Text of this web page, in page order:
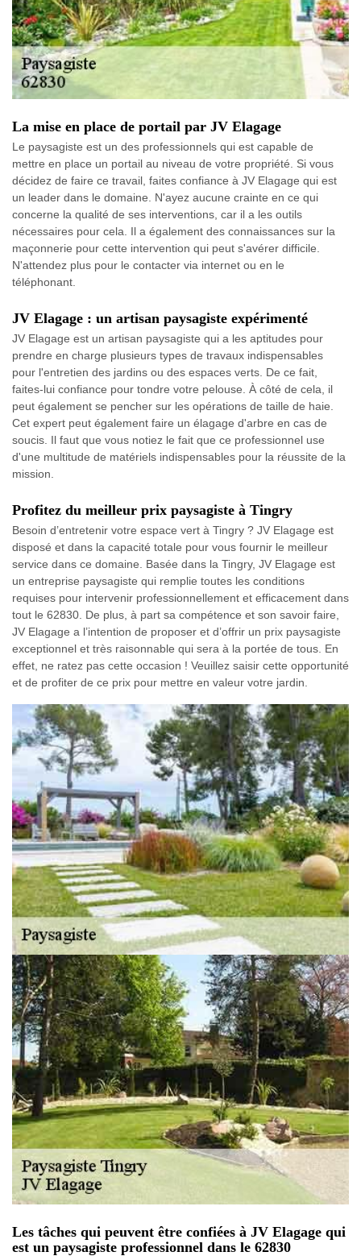
La mise en place de portail par JV Elagage
Le paysagiste est un des professionnels qui est capable de
mettre en place un portail au niveau de votre propriété. Si vous
décidez de faire ce travail, faites confiance à JV Elagage qui est
un leader dans le domaine. N'ayez aucune crainte en ce qui
concerne la qualité de ses interventions, car il a les outils
nécessaires pour cela. Il a également des connaissances sur la
maçonnerie pour cette intervention qui peut s'avérer difficile.
N'attendez plus pour le contacter via internet ou en le
téléphonant.
JV Elagage : un artisan paysagiste expérimenté
JV Elagage est un artisan paysagiste qui a les aptitudes pour
prendre en charge plusieurs types de travaux indispensables
pour l'entretien des jardins ou des espaces verts. De ce fait,
faites-lui confiance pour tondre votre pelouse. À côté de cela, il
peut également se pencher sur les opérations de taille de haie.
Cet expert peut également faire un élagage d'arbre en cas de
soucis. Il faut que vous notiez le fait que ce professionnel use
d'une multitude de matériels indispensables pour la réussite de la
mission.
Profitez du meilleur prix paysagiste à Tingry
Besoin d’entretenir votre espace vert à Tingry ? JV Elagage est
disposé et dans la capacité totale pour vous fournir le meilleur
service dans ce domaine. Basée dans la Tingry, JV Elagage est
un entreprise paysagiste qui remplie toutes les conditions
requises pour intervenir professionnellement et efficacement dans
tout le 62830. De plus, à part sa compétence et son savoir faire,
JV Elagage a l’intention de proposer et d’offrir un prix paysagiste
exceptionnel et très raisonnable qui sera à la portée de tous. En
effet, ne ratez pas cette occasion ! Veuillez saisir cette opportunité
et de profiter de ce prix pour mettre en valeur votre jardin.
Les tâches qui peuvent être confiées à JV Elagage qui
est un paysagiste professionnel dans le 62830